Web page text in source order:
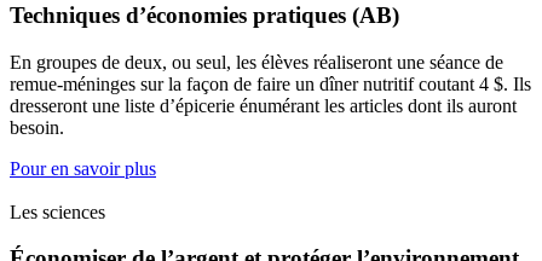
Techniques d’économies pratiques (AB)
En groupes de deux, ou seul, les élèves réaliseront une séance de
remue-méninges sur la façon de faire un dîner nutritif coutant 4 $. Ils
dresseront une liste d’épicerie énumérant les articles dont ils auront
besoin.
Pour en savoir plus
Les sciences